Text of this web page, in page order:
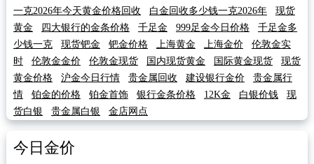
一克2026年今天黄金价格回收
白金回收多少钱一克2026年
现货
黄金
四大银行的金条价格 千足金 999足金今日价格
千足金多
少钱一克
现货钯金 钯金价格 上海黄金 上海金价
伦敦金实
时
伦敦金金价 伦敦金现货 国内现货黄金 国际黄金现货
现货
黄金价格
沪金今日行情 贵金属回收 建设银行金价
贵金属行
情
铂金的价格 铂金首饰 银行金条价格 12K金 白银价钱
现
货白银
贵金属白银 金店网点
今日金价